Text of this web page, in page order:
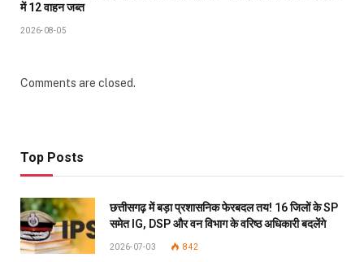
में 12 वाहन जब्त
2026-08-05
Comments are closed.
Top Posts
छत्तीसगढ़ में बड़ा प्रशासनिक फेरबदल तय! 16 जिलों के SP
समेत IG, DSP और वन विभाग के वरिष्ठ अधिकारी बदलेंगे
2026-07-03 842